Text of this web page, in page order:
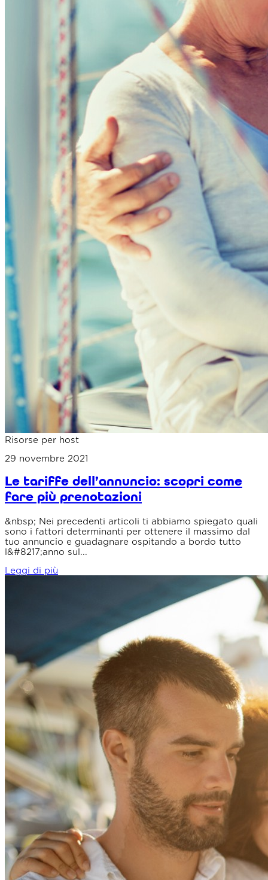
Risorse per host
29 novembre 2021
Le tariffe dell’annuncio: scopri come
fare più prenotazioni
&nbsp; Nei precedenti articoli ti abbiamo spiegato quali
sono i fattori determinanti per ottenere il massimo dal
tuo annuncio e guadagnare ospitando a bordo tutto
l&#8217;anno sul...
Leggi di più